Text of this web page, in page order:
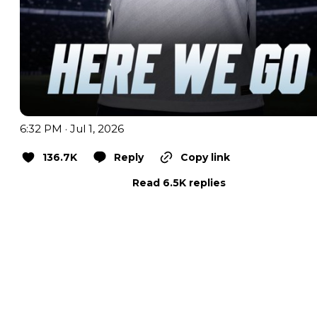
6:32 PM · Jul 1, 2026
136.7K Reply
Copy link
Read 6.5K replies